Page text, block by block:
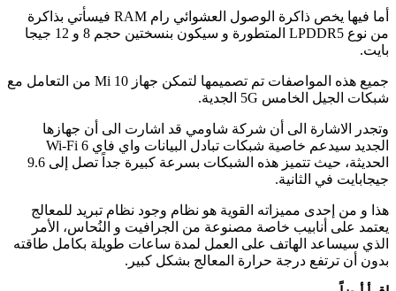
أما فيها يخص ذاكرة الوصول العشوائي رام RAM فيسأتي بذاكرة
من نوع LPDDR5 المتطورة و سيكون بنسختين حجم 8 و 12 جيجا
بايت.
جميع هذه المواصفات تم تصميمها لتمكن جهاز Mi 10 من التعامل مع
شبكات الجيل الخامس 5G الجدية.
وتجدر الاشارة الى أن شركة شاومي قد اشارت الى أن جهازها
الجديد سيدعم خاصية شبكات تبادل البيانات واي فاي Wi-Fi 6
الحديثة، حيث تتميز هذه الشبكات بسرعة كبيرة جداً تصل إلى 9.6
جيجابايت في الثانية.
هذا و من إحدى مميزاته القوية هو نظام وجود نظام تبريد للمعالج
يعتمد على أنابيب خاصة مصنوعة من الجرافيت و النُحاس، الأمر
الذي سيساعد الهاتف على العمل لمدة ساعات طويلة بكامل طاقته
بدون أن ترتفع درجة حرارة المعالج بشكل كبير.